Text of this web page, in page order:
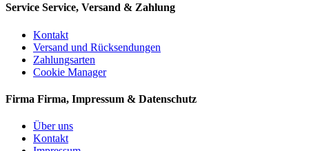
Service Service, Versand & Zahlung
Kontakt
Versand und Rücksendungen
Zahlungsarten
Cookie Manager
Firma Firma, Impressum & Datenschutz
Über uns
Kontakt